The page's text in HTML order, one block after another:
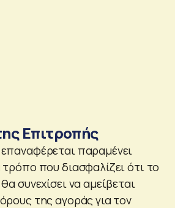
Επιτροπής
παραμένει
που διασφαλίζει ότι το
συνεχίσει να αμείβεται
της αγοράς για τον